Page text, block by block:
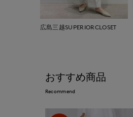
広島三越SUPERIORCLOSET
おすすめ商品
Recommend